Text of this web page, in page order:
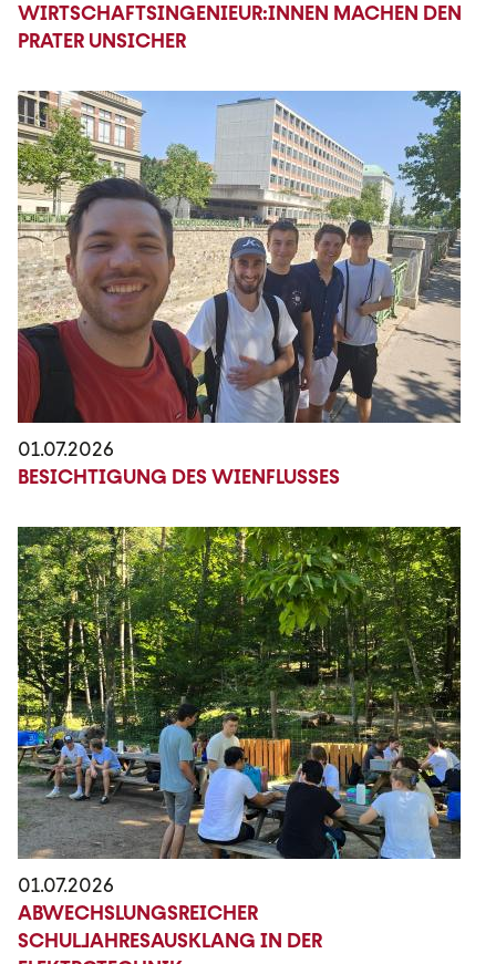
WIRTSCHAFTSINGENIEUR:INNEN MACHEN DEN
PRATER UNSICHER
01.07.2026
BESICHTIGUNG DES WIENFLUSSES
01.07.2026
ABWECHSLUNGSREICHER
SCHULJAHRESAUSKLANG IN DER